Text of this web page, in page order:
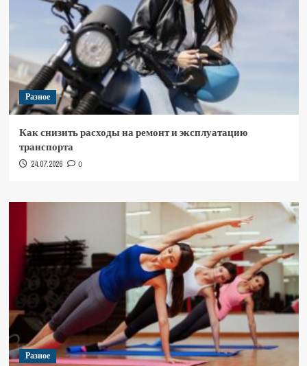
Разное
Как снизить расходы на ремонт и эксплуатацию
транспорта
24.07.2026 0
Разное